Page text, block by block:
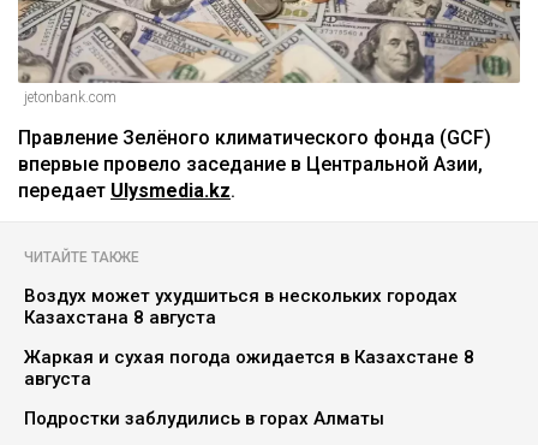
jetonbank.com
Правление Зелёного климатического фонда (GCF)
впервые провело заседание в Центральной Азии,
передает Ulysmedia.kz.
ЧИТАЙТЕ ТАКЖЕ
Воздух может ухудшиться в нескольких городах
Казахстана 8 августа
Жаркая и сухая погода ожидается в Казахстане 8
августа
Подростки заблудились в горах Алматы